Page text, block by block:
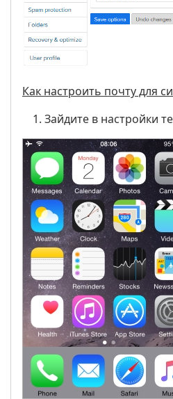
Как настроить почту для
Зайдите в настройки